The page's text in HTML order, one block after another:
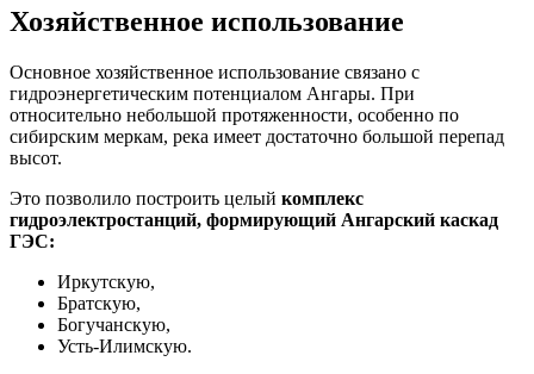
Хозяйственное использование
Основное хозяйственное использование связано с
гидроэнергетическим потенциалом Ангары. При
относительно небольшой протяженности, особенно по
сибирским меркам, река имеет достаточно большой перепад
высот.
Это позволило построить целый комплекс
гидроэлектростанций, формирующий Ангарский каскад
ГЭС:
Иркутскую,
Братскую,
Богучанскую,
Усть-Илимскую.